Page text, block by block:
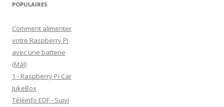
e
m
a
i
l
POPULAIRES
Comment alimenter
votre Raspberry Pi
avec une batterie
(MàJ)
1 - Raspberry Pi Car
JukeBox
Téléinfo EDF - Suivi